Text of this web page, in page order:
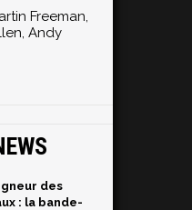
Freeman,
Andy
des
: la bande-